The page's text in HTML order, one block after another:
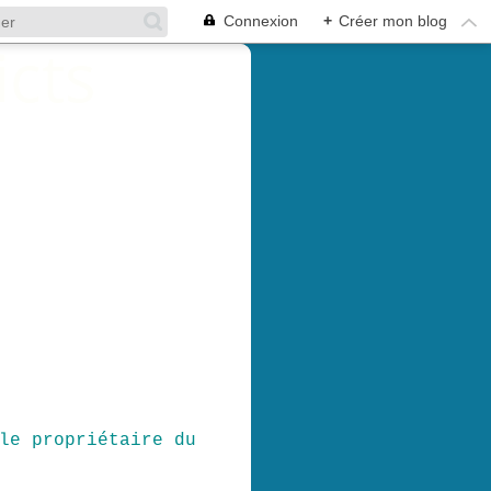
Connexion + Créer mon blog
propriétaire du